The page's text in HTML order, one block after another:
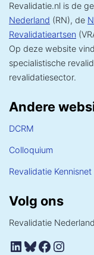
Revalidatie.nl is de
Nederland (RN), de
Revalidatieartsen
Op deze website
specialistische
revalidatiesector.
Andere
DCRM
Colloquium
Revalidatie Kennisnet
Volg ons
Revalidatie Nederland
LinkedIn
Bluesky
Facebook